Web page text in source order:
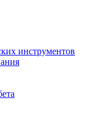
инструментов